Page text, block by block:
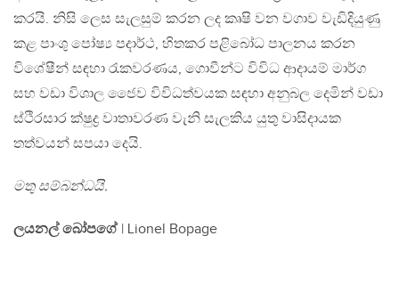
කරයි. නිසි ලෙස සැලසුම් කරන ලද කෘෂි වන වගාව වැඩිදියුණු
කළ පාංශු පෝෂ්‍ය පදාර්ථ, හිතකර පළිබෝධ පාලනය කරන
විශේෂීන් සඳහා රැකවරණය, ගොවීන්ට විවිධ ආදායම් මාර්ග
සහ වඩා විශාල ජෛව විවිධත්වයක සඳහා අනුබල දෙමින් වඩා
ස්ථිරසාර ක්ෂුද්‍ර වාතාවරණ වැනි සැලකිය යුතු වාසිදායක
තත්වයන් සපයා දෙයි.
මතු සම්බන්ධයි.
ලයනල් බෝපගේ| Lionel Bopage